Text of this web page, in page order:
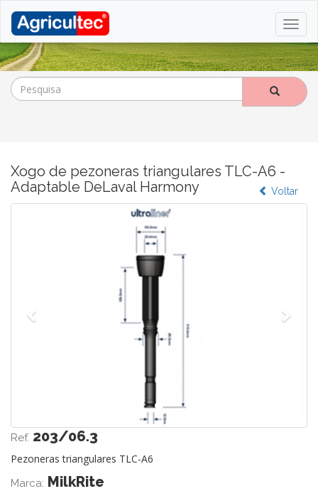
Xogo de pezoneras triangulares TLC-A6 -
Adaptable DeLaval Harmony
Voltar
Ref. 203/06.3
Pezoneras triangulares TLC-A6
Marca: MilkRite